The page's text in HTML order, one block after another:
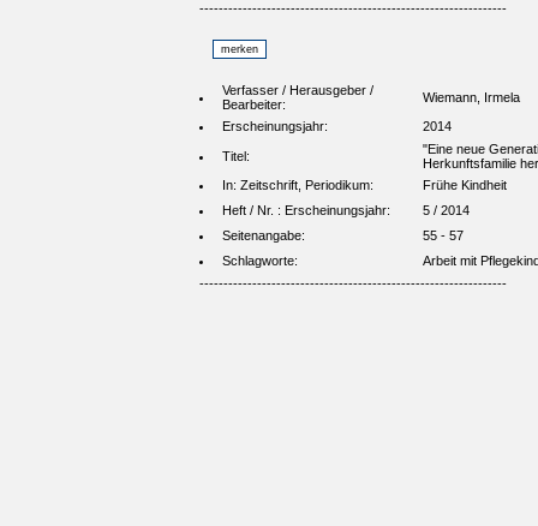
----------------------------------------------------------------
Verfasser / Herausgeber /
Bearbeiter:
Wiemann, Irmela
Erscheinungsjahr:
2014
Titel:
"Eine neue
Herkunftsfamilie
In: Zeitschrift, Periodikum:
Frühe Kindheit
Heft / Nr. : Erscheinungsjahr:
5 / 2014
Seitenangabe:
55 - 57
Schlagworte:
Arbeit mit
----------------------------------------------------------------